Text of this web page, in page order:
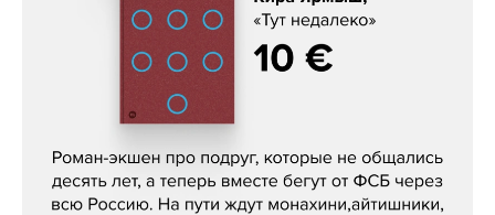
Кира Ярмыш, «Тут недалеко»